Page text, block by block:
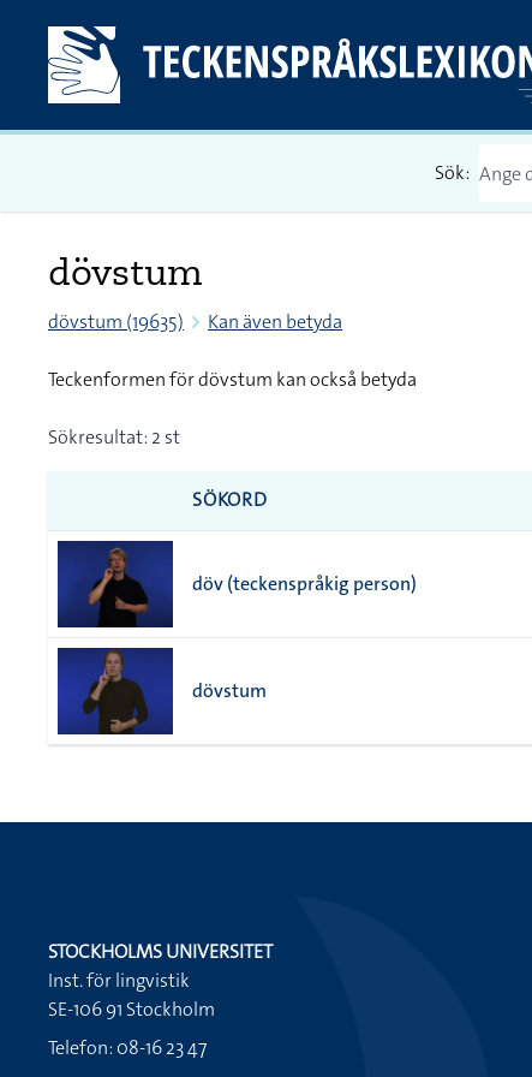
Sök:
dövstum
dövstum (19635) Kan även betyda
Teckenformen för dövstum kan också betyda
Sökresultat: 2 st
SÖKORD
döv (teckenspråkig person)
dövstum
STOCKHOLMS UNIVERSITET
Inst. för lingvistik
SE-106 91 Stockholm
Telefon: 08-16 23 47